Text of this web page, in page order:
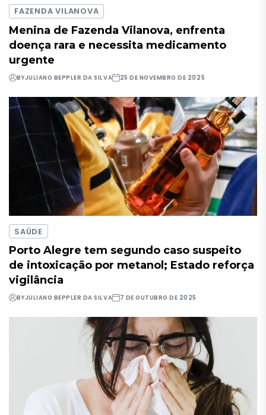
FAZENDA VILANOVA
Menina de Fazenda Vilanova, enfrenta
doença rara e necessita medicamento
urgente
BYJULIANO BEPPLER DA SILVA 25 DE NOVEMBRO DE 2025
SAÚDE
Porto Alegre tem segundo caso suspeito
de intoxicação por metanol; Estado reforça
vigilância
BYJULIANO BEPPLER DA SILVA 7 DE OUTUBRO DE 2025